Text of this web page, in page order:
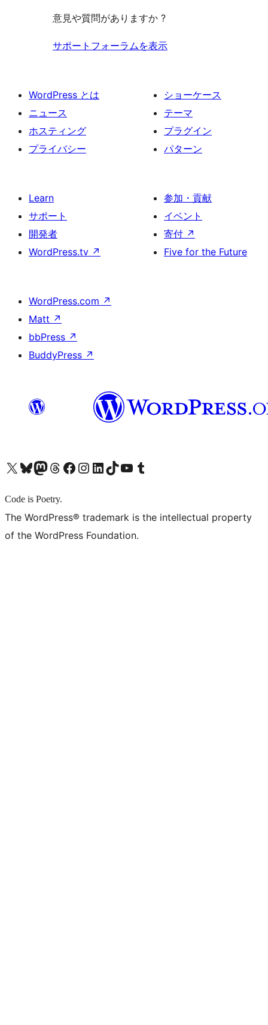
意見や質問がありますか ?
サポートフォーラムを表示
WordPress とは
ニュース
ホスティング
プライバシー
ショーケース
テーマ
プラグイン
パターン
Learn
サポート
開発者
WordPress.tv ↗
参加・貢献
イベント
寄付 ↗
Five for the Future
WordPress.com ↗
Matt ↗
bbPress ↗
BuddyPress ↗
X (旧 Twitter) アカウントへBluesky アカウントへMastodon アカウントへThreads アカウントへ Facebook ページへInstagram アカウントへ LinkedIn アカウントへTikTok アカウントへYouTube チャンネルへ Tumblr アカウントへ
Code is Poetry.
The WordPress® trademark is the intellectual property
of the WordPress Foundation.